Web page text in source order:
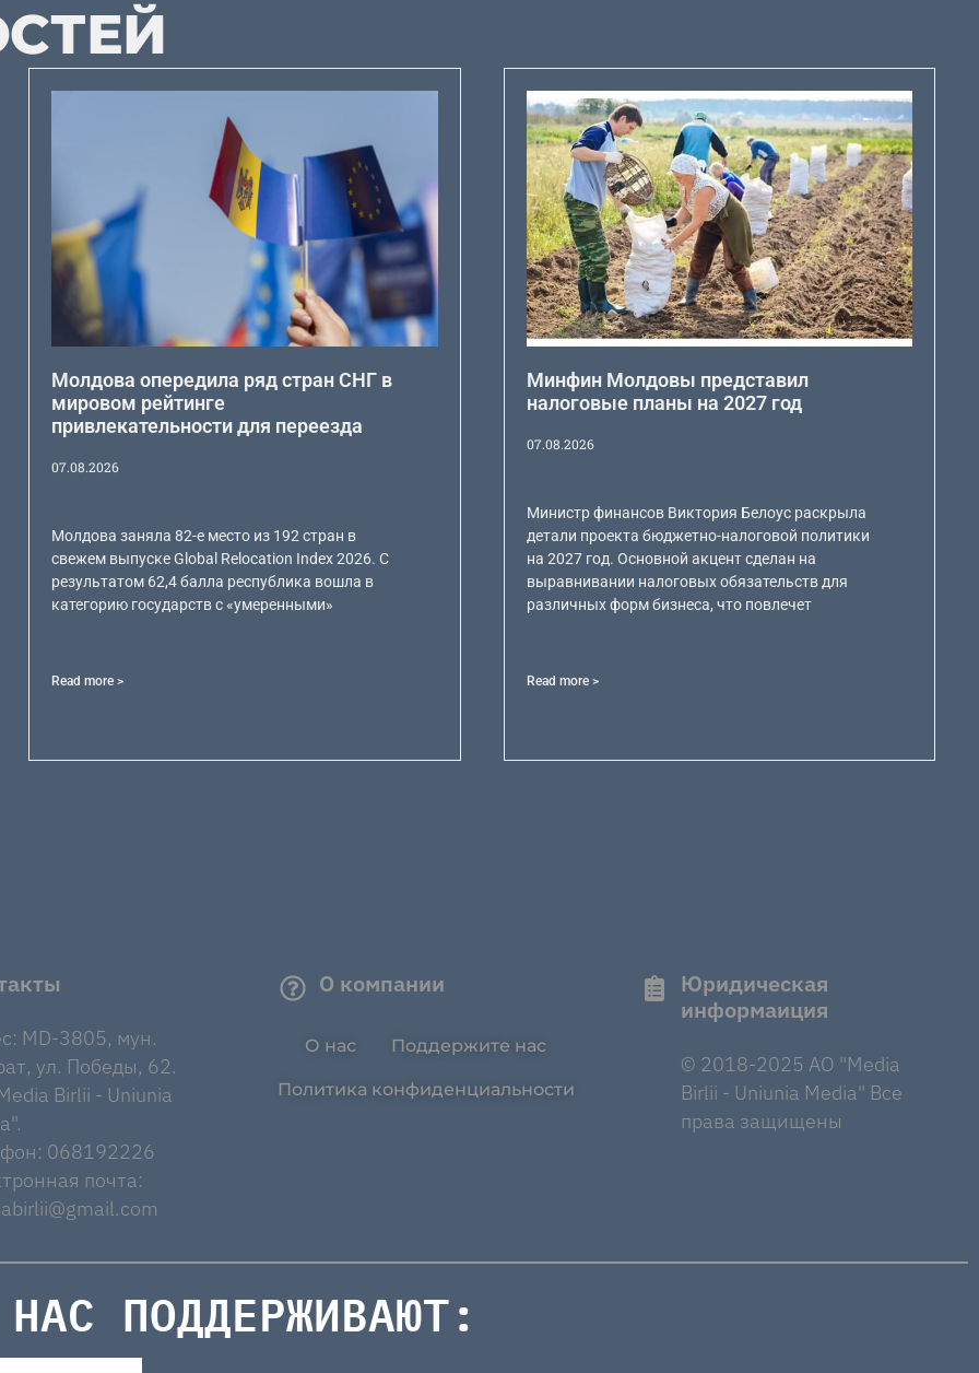
Молдова опередила ряд стран СНГ в
мировом рейтинге
привлекательности для переезда
07.08.2026
Молдова заняла 82-е место из 192 стран в
свежем выпуске Global Relocation Index 2026. С
результатом 62,4 балла республика вошла в
категорию государств с «умеренными»
Read more >
Минфин Молдовы представил
налоговые планы на 2027 год
07.08.2026
Министр финансов Виктория Белоус раскрыла
детали проекта бюджетно-налоговой политики
на 2027 год. Основной акцент сделан на
выравнивании налоговых обязательств для
различных форм бизнеса, что повлечет
Read more >
MD-3805, мун.
ул. Победы, 62.
Birlii - Uniunia
068192226
почта:
О компании
О нас Поддержите нас
Политика конфиденциальности
Юридическая
информаиция
© 2018-2025 AO "Media
Birlii - Uniunia Media" Все
права защищены
НАС ПОДДЕРЖИВАЮТ: